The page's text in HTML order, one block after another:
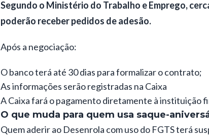
Segundo o Ministério do Trabalho e Emprego,
poderão receber pedidos de adesão.
Após a negociação:
O banco terá até 30 dias para formalizar o contrato;
As informações serão registradas na Caixa
A Caixa fará o pagamento diretamente à instituição
O que muda para quem usa saque-
Quem aderir ao Desenrola com uso do FGTS terá